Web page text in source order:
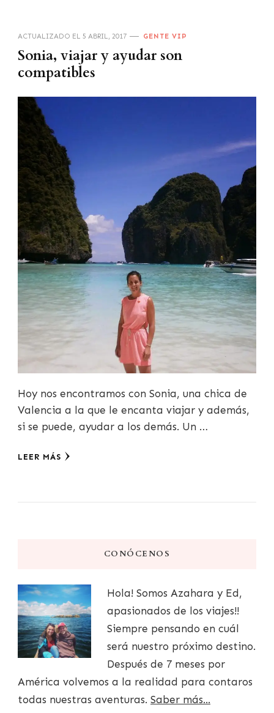
ACTUALIZADO EL 5 ABRIL, 2017 GENTE VIP
Sonia, viajar y ayudar son
compatibles
Hoy nos encontramos con Sonia, una chica de
Valencia a la que le encanta viajar y además,
si se puede, ayudar a los demás. Un …
LEER MÁS
CONÓCENOS
Hola! Somos Azahara y Ed,
apasionados de los viajes!!
Siempre pensando en cuál
será nuestro próximo destino.
Después de 7 meses por
América volvemos a la realidad para contaros
todas nuestras aventuras. Saber más...